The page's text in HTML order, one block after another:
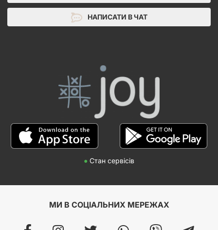
НАПИСАТИ В ЧАТ
● Стан сервісів
МИ В СОЦІАЛЬНИХ МЕРЕЖАХ